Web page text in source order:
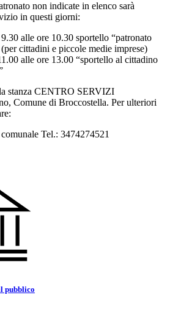
non indicate in elenco sarà
in questi giorni:
alle ore 10.30 sportello “patronato
cittadini e piccole medie imprese)
alle ore 13.00 “sportello al cittadino
stanza CENTRO SERVIZI
Comune di Broccostella. Per ulteriori
Tel.: 3474274521
pubblico